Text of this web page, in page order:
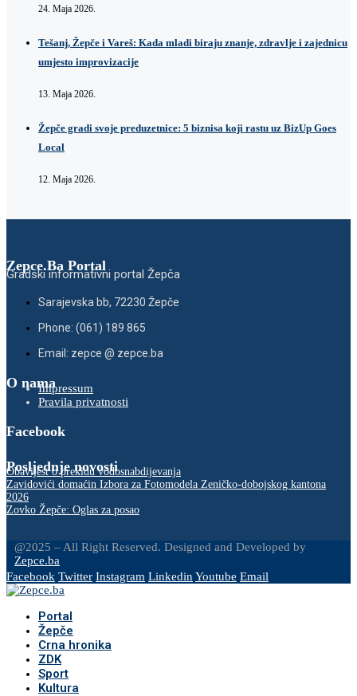
24. Maja 2026.
Tešanj, Žepče i Vareš: Kada mladi biraju znanje, zdravlje i zajednicu
umjesto improvizacije
13. Maja 2026.
Žepče gradi svoje preduzetnice: 5 biznisa koji rastu uz BizUp Goes
Local
12. Maja 2026.
Zepce.Ba Portal
Gradski informativni portal Žepča
Sarajevska bb, 72230 Žepče
Phone: (061) 189 865
Email: zepce @ zepce.ba
O namaImpressum
Pravila privatnosti
Facebook
Posljednje novosti
Obavijest o prekidu vodosnabdijevanja
Zavidovići domaćin Izbora za Fotomodela Zeničko-dobojskog kantona
2026
Zovko Žepče: Oglas za posao
@2025 – All Right Reserved. Designed and Developed by
Zepce.ba
Facebook Twitter Instagram Linkedin Youtube Email
Portal
Žepče
Crna hronika
ZDK
Sport
Kultura